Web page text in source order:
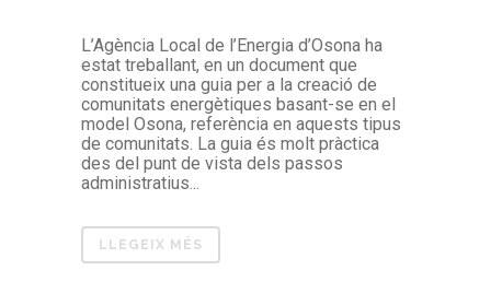
L’Agència Local de l’Energia d’Osona ha
estat treballant, en un document que
constitueix una guia per a la creació de
comunitats energètiques basant-se en el
model Osona, referència en aquests tipus
de comunitats. La guia és molt pràctica
des del punt de vista dels passos
administratius...
LLEGEIX MÉS